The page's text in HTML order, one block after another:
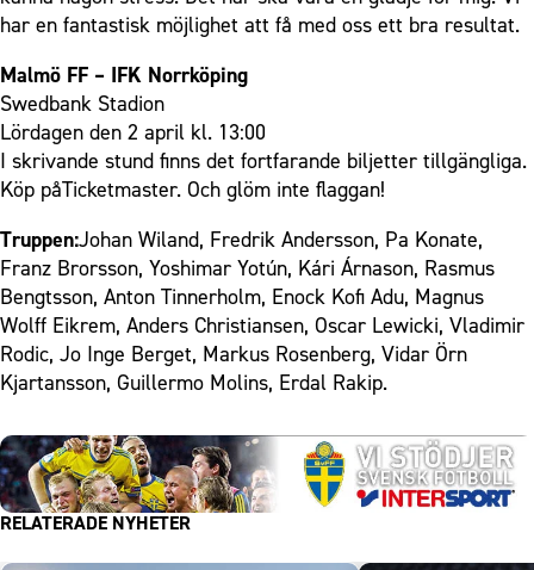
har en fantastisk möjlighet att få med oss ett bra resultat.
Malmö FF – IFK Norrköping
Swedbank Stadion
Lördagen den 2 april kl. 13:00
I skrivande stund finns det fortfarande biljetter tillgängliga.
Köp påTicketmaster. Och glöm inte flaggan!
Truppen:Johan Wiland, Fredrik Andersson, Pa Konate,
Franz Brorsson, Yoshimar Yotún, Kári Árnason, Rasmus
Bengtsson, Anton Tinnerholm, Enock Kofi Adu, Magnus
Wolff Eikrem, Anders Christiansen, Oscar Lewicki, Vladimir
Rodic, Jo Inge Berget, Markus Rosenberg, Vidar Örn
Kjartansson, Guillermo Molins, Erdal Rakip.
RELATERADE NYHETER